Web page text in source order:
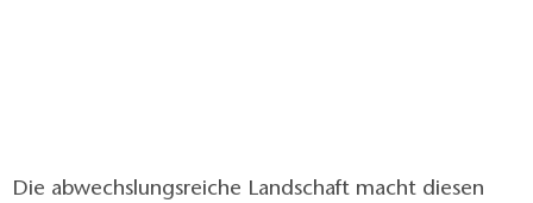
Die abwechslungsreiche Landschaft macht diesen